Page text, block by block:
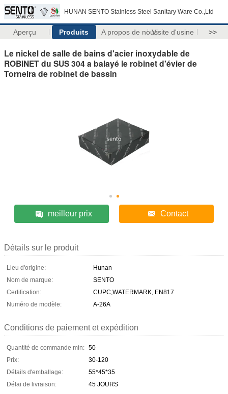
HUNAN SENTO Stainless Steel Sanitary Ware Co.,Ltd
Aperçu Produits A propos de nousVisite d'usine >>
Le nickel de salle de bains d'acier inoxydable de
ROBINET du SUS 304 a balayé le robinet d'évier de
Torneira de robinet de bassin
meilleur prix Contact
Détails sur le produit
Lieu d'origine:
Hunan
Nom de marque:
SENTO
Certification:
CUPC,WATERMARK, EN817
Numéro de modèle:
A-26A
Conditions de paiement et expédition
Quantité de commande min: 50
Prix:
30-120
Détails d'emballage:
55*45*35
Délai de livraison:
45 JOURS